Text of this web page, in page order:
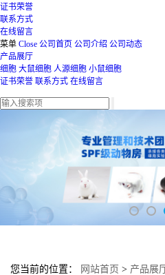
证书荣誉
联系方式
在线留言
菜单 Close 公司首页 公司介绍 公司动态
产品展厅
细胞 大鼠细胞 人源细胞 小鼠细胞
证书荣誉 联系方式 在线留言
您当前的位置： 网站首页 > 产品展